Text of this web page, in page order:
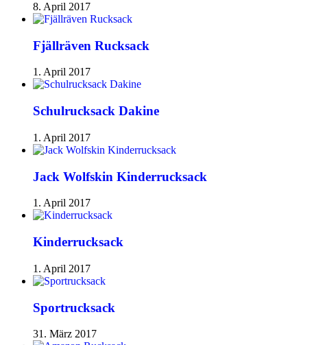
8. April 2017
Fjällräven Rucksack
1. April 2017
Schulrucksack Dakine
1. April 2017
Jack Wolfskin Kinderrucksack
1. April 2017
Kinderrucksack
1. April 2017
Sportrucksack
31. März 2017